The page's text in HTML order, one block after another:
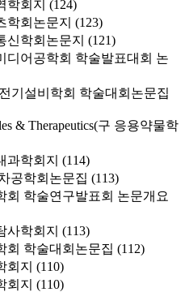
학회지 (124)
학회논문지 (123)
신학회논문지 (121)
디어공학회 학술발표대회 논
기설비학회 학술대회논문집
& Therapeutics(구 응용약물학
과학회지 (114)
공학회논문집 (113)
회 학술연구발표회 논문개요
사학회지 (113)
회 학술대회논문집 (112)
회지 (110)
회지 (110)